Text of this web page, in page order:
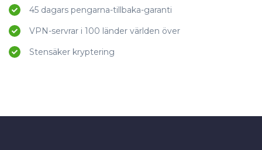
45 dagars pengarna-tillbaka-garanti
VPN-servrar i 100 länder världen över
Stensäker kryptering